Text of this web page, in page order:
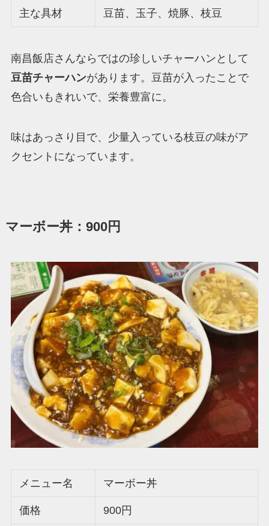
主な具材 豆苗、玉子、焼豚、枝豆
南昌飯店さんならではの珍しいチャーハンとして
豆苗チャーハンがあります。豆苗が入ったことで
色合いもきれいで、栄養豊富に。
味はあっさり目で、少量入っている枝豆の味がア
クセントになっています。
マーボー丼：900円
メニュー名 マーボー丼
価格 900円